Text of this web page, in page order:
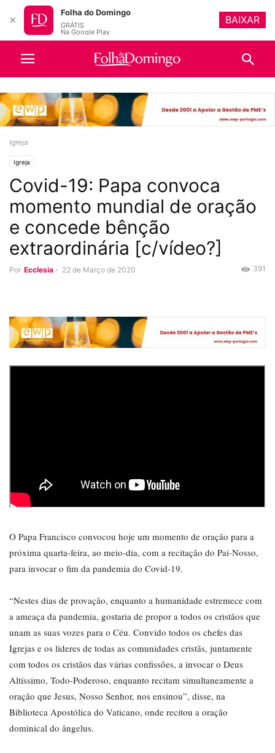
Igreja
Igreja
Covid-19: Papa convoca
momento mundial de oração
e concede bênção
extraordinária [c/vídeo?]
Por Ecclesia - 22 de Março de 2020 391
O Papa Francisco convocou hoje um momento de oração para a
próxima quarta-feira, ao meio-dia, com a recitação do Pai-Nosso,
para invocar o fim da pandemia do Covid-19.
“Nestes dias de provação, enquanto a humanidade estremece com
a ameaça da pandemia, gostaria de propor a todos os cristãos que
unam as suas vozes para o Céu. Convido todos os chefes das
Igrejas e os líderes de todas as comunidades cristãs, juntamente
com todos os cristãos das várias confissões, a invocar o Deus
Altíssimo, Todo-Poderoso, enquanto recitam simultaneamente a
oração que Jesus, Nosso Senhor, nos ensinou”, disse, na
Biblioteca Apostólica do Vaticano, onde recitou a oração
dominical do ângelus.
✕
Folha do Domingo
GRÁTIS
Na Google Play
BAIXAR